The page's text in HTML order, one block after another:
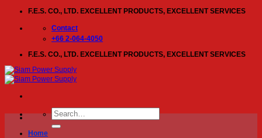
content
F.E.S. CO., LTD. EXCELLENT PRODUCTS, EXCELLENT SERVICES
Contact
+66 2-064-4050
F.E.S. CO., LTD. EXCELLENT PRODUCTS, EXCELLENT SERVICES
Search
for:
Home